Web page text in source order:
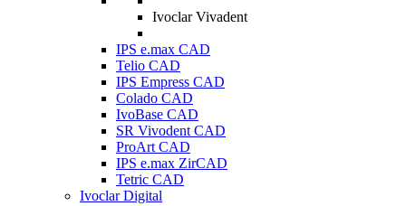
Ivoclar Vivadent
IPS e.max CAD
Telio CAD
IPS Empress CAD
Colado CAD
IvoBase CAD
SR Vivodent CAD
ProArt CAD
IPS e.max ZirCAD
Tetric CAD
Ivoclar Digital